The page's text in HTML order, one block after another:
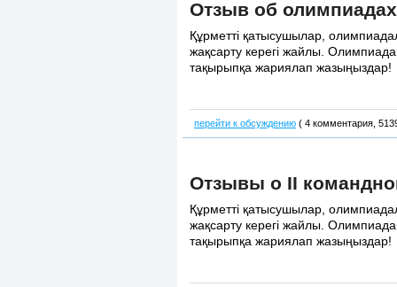
Отзыв об олимпиадах
Құрметті қатысушылар,
жақсарту керегі жайлы.
тақырыпқа жариялап жазыңыздар!
перейти к обсуждению ( 4 комментария,
Отзывы о II
Құрметті қатысушылар,
жақсарту керегі жайлы.
тақырыпқа жариялап жазыңыздар!